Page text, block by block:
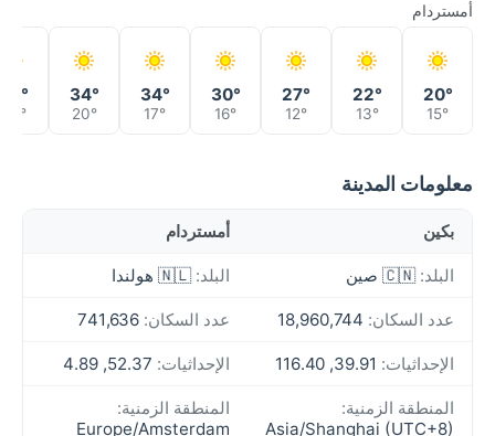
أمستردام
20°
15°
22°
13°
27°
12°
30°
16°
34°
17°
34°
20°
20°
معلومات المدينة
بكين أمستردام
البلد: 🇨🇳 صين البلد: 🇳🇱 هولندا
عدد السكان: عدد السكان:
الإحداثيات: الإحداثيات:
المنطقة الزمنية:
Asia/Shanghai (UTC+8)
المنطقة الزمنية:
Europe/Amsterdam